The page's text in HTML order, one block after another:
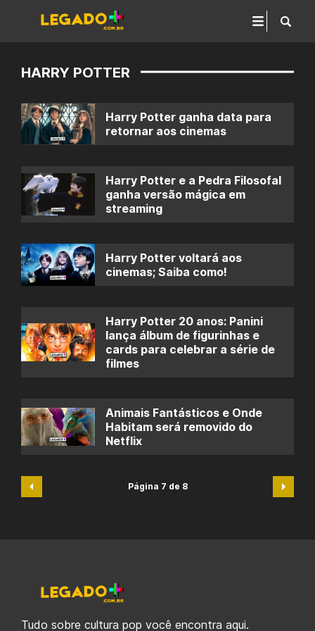
HARRY POTTER
Harry Potter ganha data para
retornar aos cinemas
Harry Potter e a Pedra Filosofal
ganha versão mágica em
streaming
Harry Potter voltará aos
cinemas; Saiba como!
Harry Potter 20 anos: Panini
lança álbum de figurinhas e
cards para celebrar a série de
filmes
Animais Fantásticos e Onde
Habitam será removido do
Netflix
Página 7 de 8
Tudo sobre cultura pop você encontra aqui.